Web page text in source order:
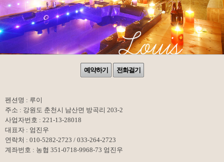
예약하기 전화걸기
펜션명 : 루이
주소 : 강원도 춘천시 남산면 방곡리 203-2
사업자번호 : 221-13-28018
대표자 : 엄진우
연락처 : 010-5282-2723 / 033-264-2723
계좌번호 : 농협 351-0718-9968-73 엄진우